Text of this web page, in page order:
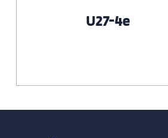
U27-4e